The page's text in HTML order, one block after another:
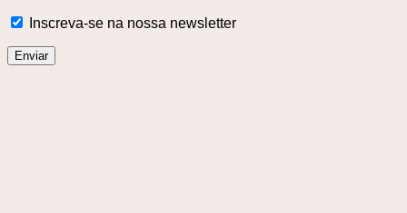
Inscreva-se na nossa newsletter